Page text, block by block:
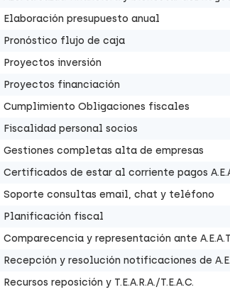
Elaboración presupuesto anual
Pronóstico flujo de caja
Proyectos inversión
Proyectos financiación
Cumplimiento Obligaciones fiscales
Fiscalidad personal socios
Gestiones completas alta de empresas
Certificados de estar al corriente pagos
Soporte consultas email, chat y teléfono
Planificación fiscal
Comparecencia y representación ante
Recepción y resolución notificaciones de
Recursos reposición y T.E.A.R.A./T.E.A.C.